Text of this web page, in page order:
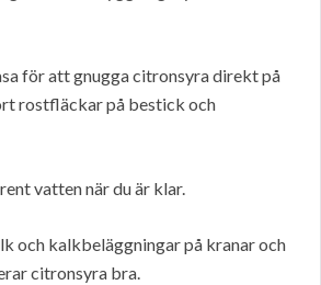
för att gnugga citronsyra direkt på
rostfläckar på bestick och
vatten när du är klar.
och kalkbeläggningar på kranar och
citronsyra bra.